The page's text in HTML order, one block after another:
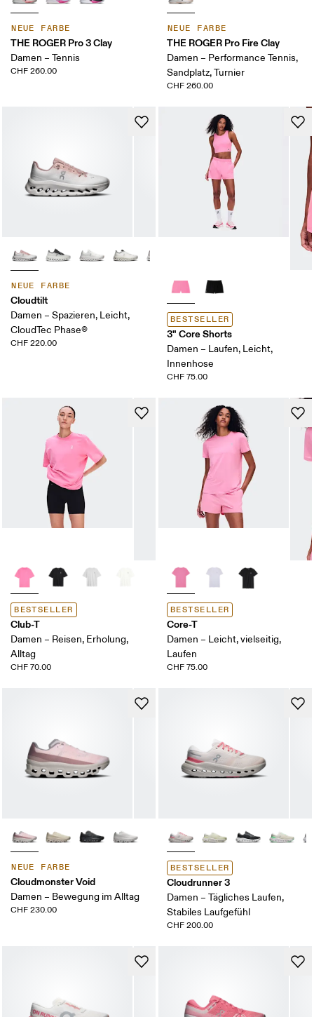
NEUE FARBE
THE ROGER Pro 3 Clay
Damen – Tennis
CHF 260.00
NEUE FARBE
THE ROGER Pro Fire Clay
Damen – Performance Tennis,
Sandplatz, Turnier
CHF 260.00
NEUE FARBE
Cloudtilt
Damen – Spazieren, Leicht,
CloudTec Phase®
CHF 220.00
BESTSELLER
3" Core Shorts
Damen – Laufen, Leicht,
Innenhose
CHF 75.00
BESTSELLER
Club-T
Damen – Reisen, Erholung,
Alltag
CHF 70.00
BESTSELLER
Core-T
Damen – Leicht, vielseitig,
Laufen
CHF 75.00
NEUE FARBE
Cloudmonster Void
Damen – Bewegung im Alltag
CHF 230.00
BESTSELLER
Cloudrunner 3
Damen – Tägliches Laufen,
Stabiles Laufgefühl
CHF 200.00